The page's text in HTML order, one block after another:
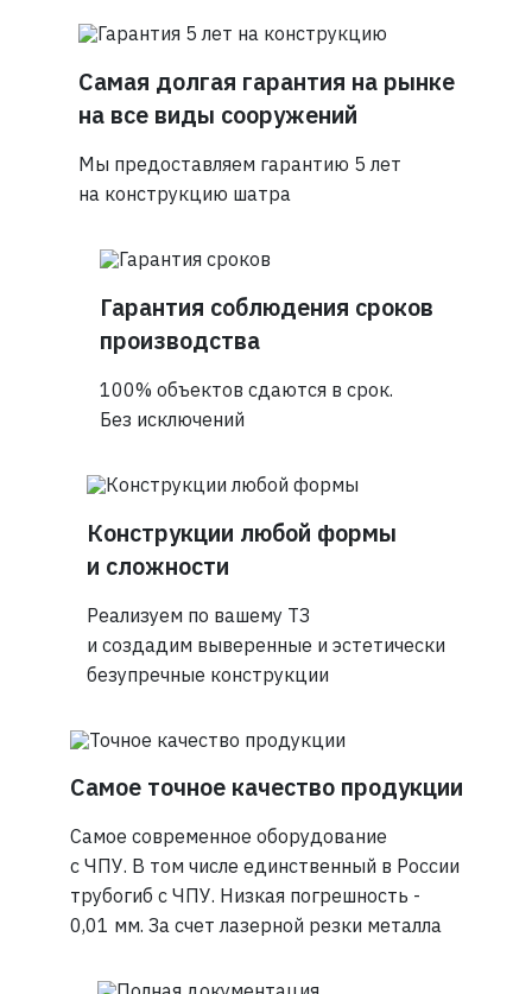
Самая долгая гарантия на рынке
на все виды сооружений
Мы предоставляем гарантию 5 лет
на конструкцию шатра
Гарантия соблюдения сроков
производства
100% объектов сдаются в срок.
Без исключений
Конструкции любой формы
и сложности
Реализуем по вашему ТЗ
и создадим выверенные и эстетически
безупречные конструкции
Самое точное качество продукции
Самое современное оборудование
с ЧПУ. В том числе единственный в России
трубогиб с ЧПУ. Низкая погрешность -
0,01 мм. За счет лазерной резки металла